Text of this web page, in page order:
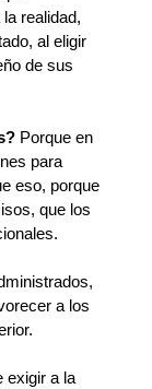
realidad,
al eligir
de sus
Porque en
para
eso, porque
que los
a los
exigir a la